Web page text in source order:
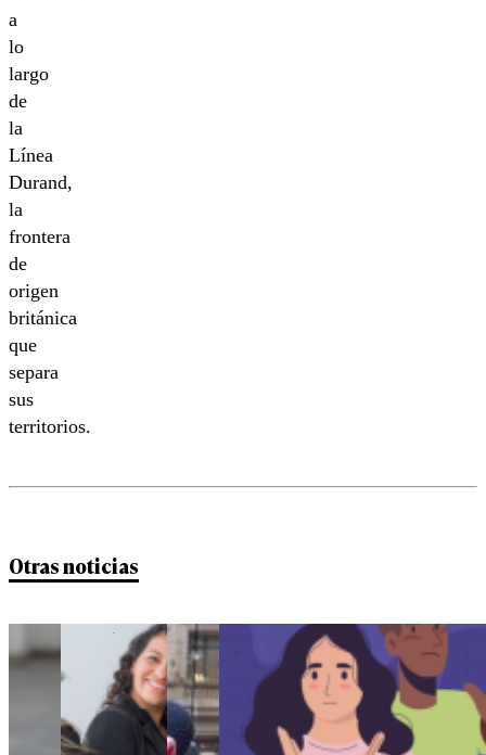
a
lo
largo
de
la
Línea
Durand,
la
frontera
de
origen
británica
que
separa
sus
territorios.
Otras noticias